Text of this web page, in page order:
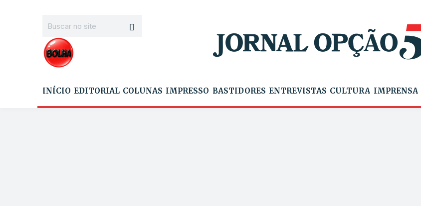
INÍCIO EDITORIAL COLUNAS IMPRESSO BASTIDORES ENTREVISTAS CULTURA IMPRENSA